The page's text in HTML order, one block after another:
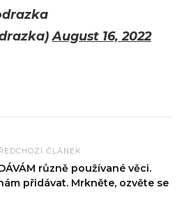
August 16, 2022
ČLÁNEK
různě používané věci.
přidávat. Mrkněte, ozvěte se